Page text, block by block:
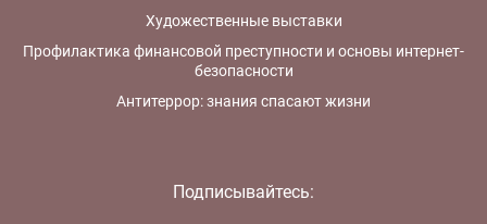
Художественные выставки
Профилактика финансовой преступности и основы интернет-
безопасности
Антитеррор: знания спасают жизни
Подписывайтесь: